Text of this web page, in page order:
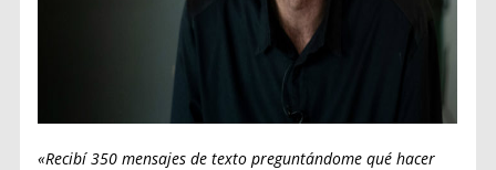
«Recibí 350 mensajes de texto preguntándome qué hacer